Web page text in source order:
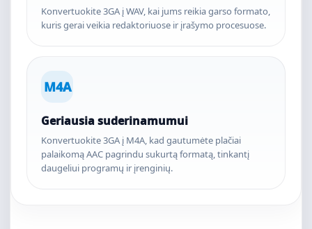
Konvertuokite 3GA į WAV, kai jums reikia garso formato,
kuris gerai veikia redaktoriuose ir įrašymo procesuose.
M4A
Geriausia suderinamumui
Konvertuokite 3GA į M4A, kad gautumėte plačiai
palaikomą AAC pagrindu sukurtą formatą, tinkantį
daugeliui programų ir įrenginių.